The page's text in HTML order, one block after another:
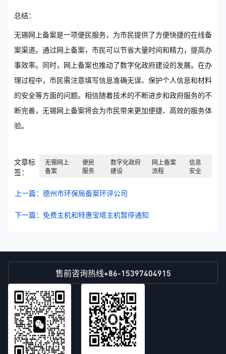
总结：
无锡网上备案是一项便民服务，为市民提供了方便快捷的在线备
案渠道。通过网上备案，市民可以节省大量时间和精力，提高办
事效率。同时，网上备案也推动了数字化政府建设的发展。在办
理过程中，市民需注意填写信息准确无误、保护个人信息和材料
的安全等方面的问题。相信随着技术的不断进步和政府服务的不
断完善，无锡网上备案将会为市民带来更加便捷、高效的服务体
验。
文章标
签：
无锡网上
备案
便民
服务
数字化政府
建设
网上备案
流程
信息
安全
上一篇：德州市环保局备案环评公司
下一篇：免费主机和特惠宝塔主机暂停通知
售前咨询热线+86-15397404915